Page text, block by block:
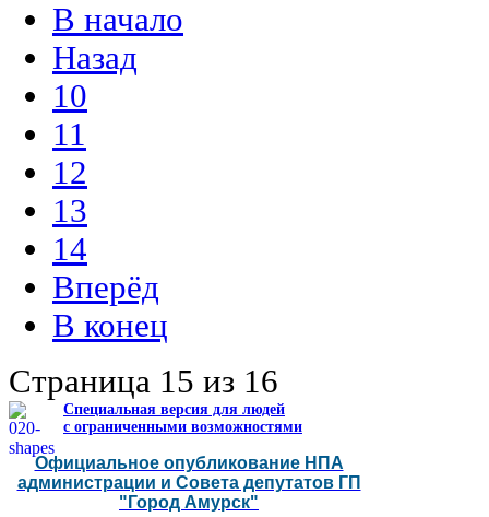
В начало
Назад
10
11
12
13
14
Вперёд
В конец
Страница 15 из 16
Специальная версия для людей
с ограниченными возможностями
Официальное опубликование НПА
администрации и Совета депутатов ГП
"Город Амурск"